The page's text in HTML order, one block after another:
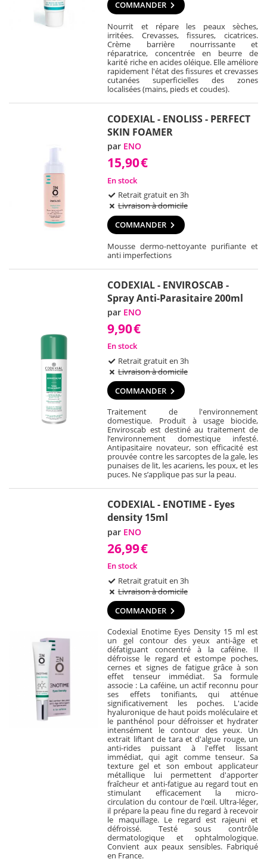
COMMANDER
Nourrit et répare les peaux sèches,
irritées. Crevasses, fissures, cicatrices.
Crème barrière nourrissante et
réparatrice, concentrée en beurre de
karité riche en acides oléique. Elle améliore
rapidement l'état des fissures et crevasses
cutanées superficielles des zones
localisées (mains, pieds et coudes).
CODEXIAL - ENOLISS - PERFECT
SKIN FOAMER
par ENO
15,90€
En stock
Retrait gratuit en 3h
Livraison à domicile
COMMANDER
Mousse dermo-nettoyante purifiante et
anti imperfections
CODEXIAL - ENVIROSCAB -
Spray Anti-Parasitaire 200ml
par ENO
9,90€
En stock
Retrait gratuit en 3h
Livraison à domicile
COMMANDER
Traitement de l'environnement
domestique. Produit à usage biocide,
Enviroscab est destiné au traitement de
l’environnement domestique infesté.
Antipasitaire novateur, son efficacité est
prouvée contre les sarcoptes de la gale, les
punaises de lit, les acariens, les poux, et les
puces. Ne s’applique pas sur la peau.
CODEXIAL - ENOTIME - Eyes
density 15ml
par ENO
26,99€
En stock
Retrait gratuit en 3h
Livraison à domicile
COMMANDER
Codexial Enotime Eyes Density 15 ml est
un gel contour des yeux anti-âge et
défatiguant concentré à la caféine. Il
défroisse le regard et estompe poches,
cernes et signes de fatigue grâce à son
effet tenseur immédiat. Sa formule
associe : La caféine, un actif reconnu pour
ses effets tonifiants, qui atténue
significativement les poches. L'acide
hyaluronique de haut poids moléculaire et
le panthénol pour défroisser et hydrater
intensément le contour des yeux. Un
extrait liftant de tara et d'algue rouge, un
anti-rides puissant à l'effet lissant
immédiat, qui agit comme tenseur. Sa
texture gel et son embout applicateur
métallique lui permettent d'apporter
fraîcheur et anti-fatigue au regard tout en
stimulant efficacement la micro-
circulation du contour de l'œil. Ultra-léger,
il prépare la peau fine du regard à recevoir
le maquillage. Le regard est rajeuni et
défroissé. Testé sous contrôle
dermatologique et ophtalmologique.
Convient aux peaux sensibles. Fabriqué
en France.